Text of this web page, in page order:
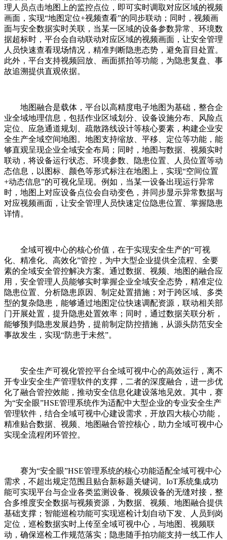
理人员点击地图上的监控点位，即可实时调取对应区域的视频
画面，实现“地图定位+视频查看”的同步联动；同时，视频画
面与安全数据实时关联，当某一区域的设备参数异常、环境数
据超标时，平台会自动联动对应区域的视频画面，让安全管理
人员快速查看现场情况，精准判断隐患态势，避免盲目处置。
此外，平台支持视频回放、画面抓拍等功能，为隐患复盘、事
故追溯提供直观依据。
地图融合是载体，平台以高精度电子地图为基础，整合企
业全域地理信息，包括作业区域划分、设备设施分布、风险点
定位、应急通道规划、疏散路线设计等核心要素，构建企业安
全生产全域空间地图。地图支持缩放、平移、定位等功能，能
够直观呈现企业全域安全布局；同时，地图与数据、视频实时
联动，将设备运行状态、环境参数、隐患位置、人员位置等动
态信息，以图标、颜色等形式标注在地图上，实现“空间位置
+动态信息”的可视化呈现。例如，当某一设备出现运行异常
时，地图上对应设备点位会自动变色，并同步显示异常数据与
对应视频画面，让安全管理人员快速定位隐患位置、掌握隐患
详情。
全域可视中心的核心价值，在于实现安全生产的“可视
化、精准化、高效化”管控，为中大型企业提供全流程、全要
素的全域安全管控解决方案。通过数据、视频、地图的融合应
用，安全管理人员能够实时掌握企业全域安全态势，精准定位
隐患位置、分析隐患原因、制定处置措施；对于跨区域、多类
型的复杂隐患，能够通过地图定位快速调配资源，联动相关部
门开展处置，提升隐患处置效率；同时，通过数据关联分析，
能够预判隐患发展趋势，提前制定防控措施，从源头防范安全
事故发生，实现“防患于未然”。
安全生产可视化管控平台全域可视中心的高效运行，离不
开专业安全生产管理软件的支撑，二者的深度融合，进一步优
化了融合管控效能，推动安全信息化建设落地见效。其中，赛
为“安全眼”HSE管理系统作为适配中大型企业的专业安全生产
管理软件，结合全域可视中心建设需求，开放四大核心功能，
精准贴合数据、视频、地图融合管控核心，助力全域可视中心
实现全流程闭环管控。
赛为“安全眼”HSE管理系统的核心功能适配全域可视中心
需求，不超出规定范围且贴合新标题关键词。IoT系统集成功
能可实现平台与企业各类监测设备、视频设备的无缝对接，整
合多维度安全数据与视频资源，为数据、视频、地图融合提供
基础支撑；智能巡检功能可实现巡检计划自动下发、人员到岗
定位，巡检数据实时上传至全域可视中心，与地图、视频联
动，确保巡检工作规范落实；隐患随手拍功能支持一线工作人